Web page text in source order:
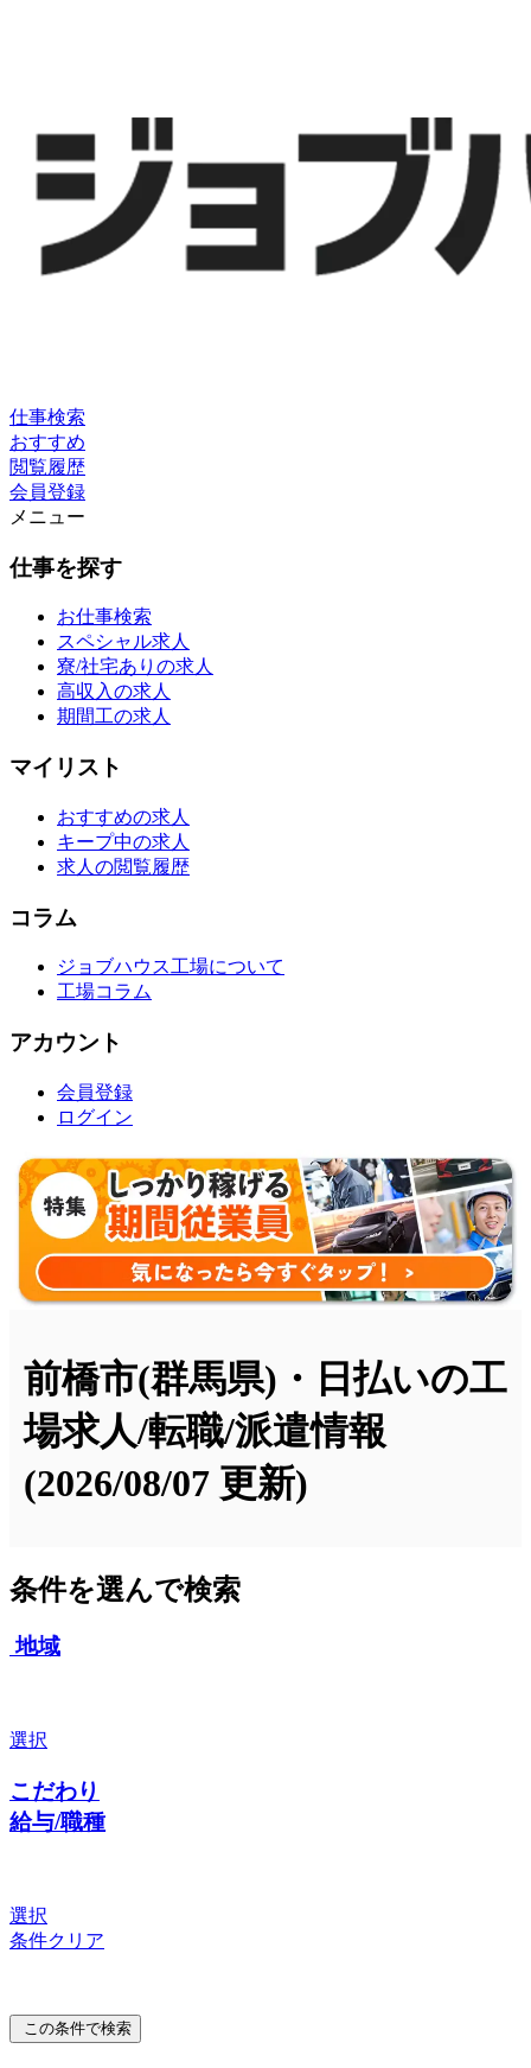
仕事検索
おすすめ
閲覧履歴
会員登録
メニュー
仕事を探す
お仕事検索
スペシャル求人
寮/社宅ありの求人
高収入の求人
期間工の求人
マイリスト
おすすめの求人
キープ中の求人
求人の閲覧履歴
コラム
ジョブハウス工場について
工場コラム
アカウント
会員登録
ログイン
前橋市(群馬県)・日払いの工
場求人/転職/派遣情報
(2026/08/07 更新)
条件を選んで検索
地域
選択
こだわり
給与/職種
選択
条件クリア
この条件で検索